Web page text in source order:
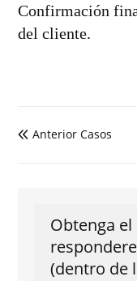
Confirmación
del cliente.
 Anterior Casos
Obtenga
(dentro de